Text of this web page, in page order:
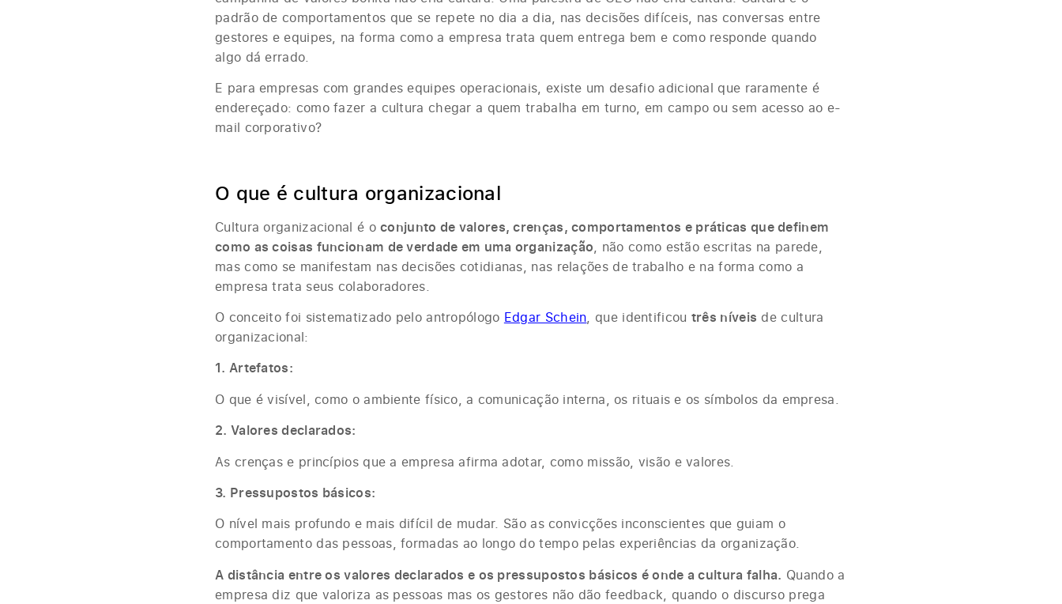
padrão de comportamentos que se repete no dia a dia, nas decisões difíceis, nas conversas entre
gestores e equipes, na forma como a empresa trata quem entrega bem e como responde quando
algo dá errado.
E para empresas com grandes equipes operacionais, existe um desafio adicional que raramente é
endereçado: como fazer a cultura chegar a quem trabalha em turno, em campo ou sem acesso ao e-
mail corporativo?
O que é cultura organizacional
Cultura organizacional é oconjunto de valores, crenças, comportamentos e práticas que definem
como as coisas funcionam de verdade em uma organização, não como estão escritas na parede,
mas como se manifestam nas decisões cotidianas, nas relações de trabalho e na forma como a
empresa trata seus colaboradores.
O conceito foi sistematizado pelo antropólogo Edgar Schein, que identificou três níveis de cultura
organizacional:
1. Artefatos:
O que é visível, como o ambiente físico, a comunicação interna, os rituais e os símbolos da empresa.
2. Valores declarados:
As crenças e princípios que a empresa afirma adotar, como missão, visão e valores.
3. Pressupostos básicos:
O nível mais profundo e mais difícil de mudar. São as convicções inconscientes que guiam o
comportamento das pessoas, formadas ao longo do tempo pelas experiências da organização.
A distância entre os valores declarados e os pressupostos básicos é onde a cultura falha. Quando a
empresa diz que valoriza as pessoas mas os gestores não dão feedback, quando o discurso prega